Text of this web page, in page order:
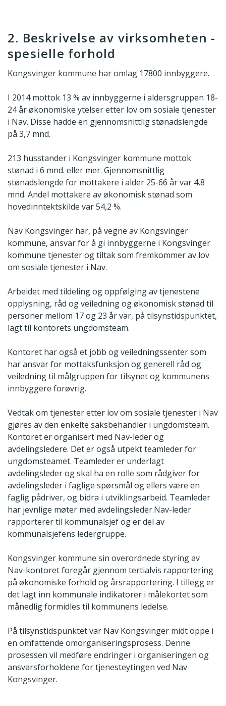
2. Beskrivelse av virksomheten -
spesielle forhold
Kongsvinger kommune har omlag 17800 innbyggere.
I 2014 mottok 13 % av innbyggerne i aldersgruppen 18-
24 år økonomiske ytelser etter lov om sosiale tjenester
i Nav. Disse hadde en gjennomsnittlig stønadslengde
på 3,7 mnd.
213 husstander i Kongsvinger kommune mottok
stønad i 6 mnd. eller mer. Gjennomsnittlig
stønadslengde for mottakere i alder 25-66 år var 4,8
mnd. Andel mottakere av økonomisk stønad som
hovedinntektskilde var 54,2 %.
Nav Kongsvinger har, på vegne av Kongsvinger
kommune, ansvar for å gi innbyggerne i Kongsvinger
kommune tjenester og tiltak som fremkommer av lov
om sosiale tjenester i Nav.
Arbeidet med tildeling og oppfølging av tjenestene
opplysning, råd og veiledning og økonomisk stønad til
personer mellom 17 og 23 år var, på tilsynstidspunktet,
lagt til kontorets ungdomsteam.
Kontoret har også et jobb og veiledningssenter som
har ansvar for mottaksfunksjon og generell råd og
veiledning til målgruppen for tilsynet og kommunens
innbyggere forøvrig.
Vedtak om tjenester etter lov om sosiale tjenester i Nav
gjøres av den enkelte saksbehandler i ungdomsteam.
Kontoret er organisert med Nav-leder og
avdelingsledere. Det er også utpekt teamleder for
ungdomsteamet. Teamleder er underlagt
avdelingsleder og skal ha en rolle som rådgiver for
avdelingsleder i faglige spørsmål og ellers være en
faglig pådriver, og bidra i utviklingsarbeid. Teamleder
har jevnlige møter med avdelingsleder.Nav-leder
rapporterer til kommunalsjef og er del av
kommunalsjefens ledergruppe.
Kongsvinger kommune sin overordnede styring av
Nav-kontoret foregår gjennom tertialvis rapportering
på økonomiske forhold og årsrapportering. I tillegg er
det lagt inn kommunale indikatorer i målekortet som
månedlig formidles til kommunens ledelse.
På tilsynstidspunktet var Nav Kongsvinger midt oppe i
en omfattende omorganiseringsprosess. Denne
prosessen vil medføre endringer i organiseringen og
ansvarsforholdene for tjenesteytingen ved Nav
Kongsvinger.